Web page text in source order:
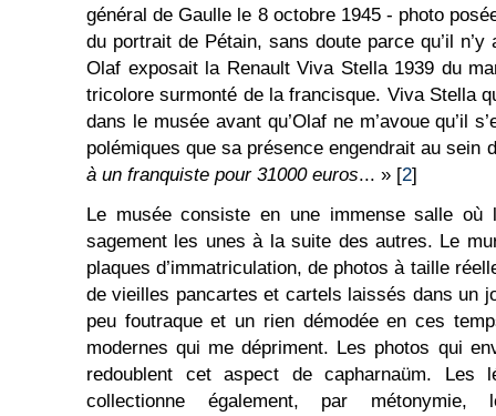
général de Gaulle le 8 octobre 1945 - photo
du portrait de Pétain, sans doute parce qu’il
Olaf exposait la Renault Viva Stella 1939 du
tricolore surmonté de la francisque. Viva Stella
dans le musée avant qu’Olaf ne m’avoue qu’il
polémiques que sa présence engendrait au sein
à un franquiste pour 31000 euros... » [2]
Le musée consiste en une immense salle où
sagement les unes à la suite des autres. Le
plaques d’immatriculation, de photos à taille
de vieilles pancartes et cartels laissés dans un
peu foutraque et un rien démodée en ces
modernes qui me dépriment. Les photos qui
redoublent cet aspect de capharnaüm. Les
collectionne également, par